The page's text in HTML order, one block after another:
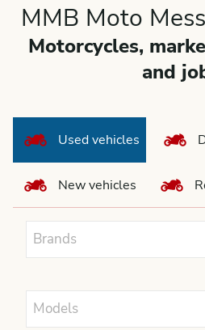
MMB Moto
Motorcycles,
and
Used vehicles
New vehicles
Brands
Models